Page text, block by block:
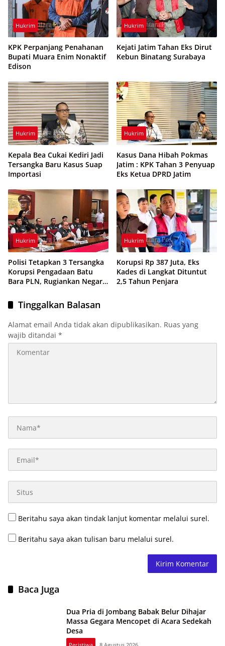
Hukrim
KPK Perpanjang Penahanan
Bupati Muara Enim Nonaktif
Edison
Hukrim
Kejati Jatim Tahan Eks Dirut
Kebun Binatang Surabaya
Hukrim
Kepala Bea Cukai Kediri Jadi
Tersangka Baru Kasus Suap
Importasi
Hukrim
Kasus Dana Hibah Pokmas
Jatim : KPK Tahan 3 Penyuap
Eks Ketua DPRD Jatim
Hukrim
Polisi Tetapkan 3 Tersangka
Korupsi Pengadaan Batu
Bara PLN, Rugiankan Negara
Hukrim
Korupsi Rp 387 Juta, Eks
Kades di Langkat Dituntut
2,5 Tahun Penjara
Tinggalkan Balasan
Alamat email Anda tidak akan dipublikasikan. Ruas yang
wajib ditandai *
Beritahu saya akan tindak lanjut komentar melalui surel.
Beritahu saya akan tulisan baru melalui surel.
Baca Juga
Dua Pria di Jombang Babak Belur Dihajar
Massa Gegara Mencopet di Acara Sedekah
Desa